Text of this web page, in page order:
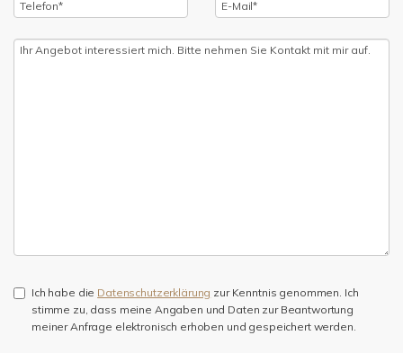
Ich habe die Datenschutzerklärung zur Kenntnis genommen. Ich
stimme zu, dass meine Angaben und Daten zur Beantwortung
meiner Anfrage elektronisch erhoben und gespeichert werden.